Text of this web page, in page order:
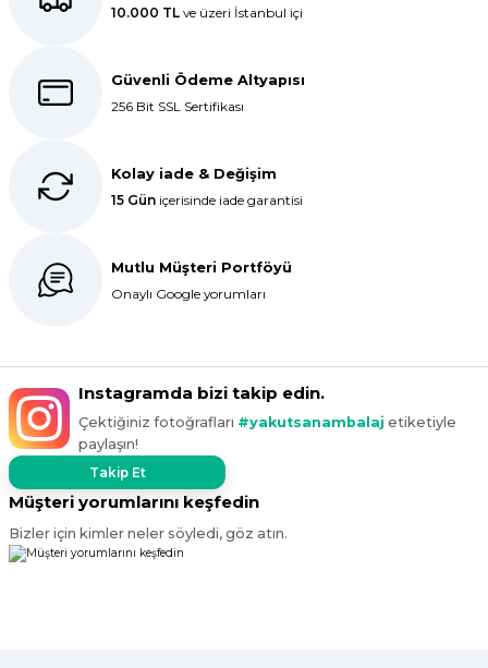
E... K... | 27/10/2025
Dolphin aynı kalitede . Hızlı kargo
ve teslimat için ayrıca teşekkür
Bir önceki siparişim sorunsuz geldi
sipariş verdim inşallah sıkıntı olmaz
hızlı kargo içinde teşekkürler
kargo hızlı çıkıyor x firma da
fiyatlar daha uygundu ama kalite
yoktu bu kalitede uygunluğa
devam ettikçe sizinleyiz
G... T... | 19/12/2024
Süper hızlı geldi
Ürünler tam istediğim gibi
10.000 TL ve üzeri İstanbul içi
Güvenli Ödeme Altyapısı
256 Bit SSL Sertifikası
Kolay iade & Değişim
15 Gün içerisinde iade garantisi
Mutlu Müşteri Portföyü
Onaylı Google yorumları
Instagramda bizi takip edin.
Çektiğiniz fotoğrafları #yakutsanambalaj etiketiyle
paylaşın!
Takip Et
Müşteri yorumlarını keşfedin
Bizler için kimler neler söyledi, göz atın.